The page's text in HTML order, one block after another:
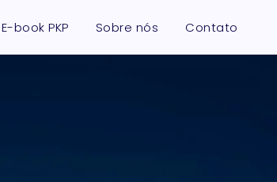
E-book PKP Sobre nós Contato